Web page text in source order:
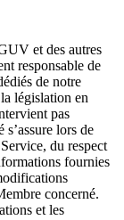
et des autres
responsable de
de notre
législation en
pas
lors de
du respect
fournies
concerné.
et les